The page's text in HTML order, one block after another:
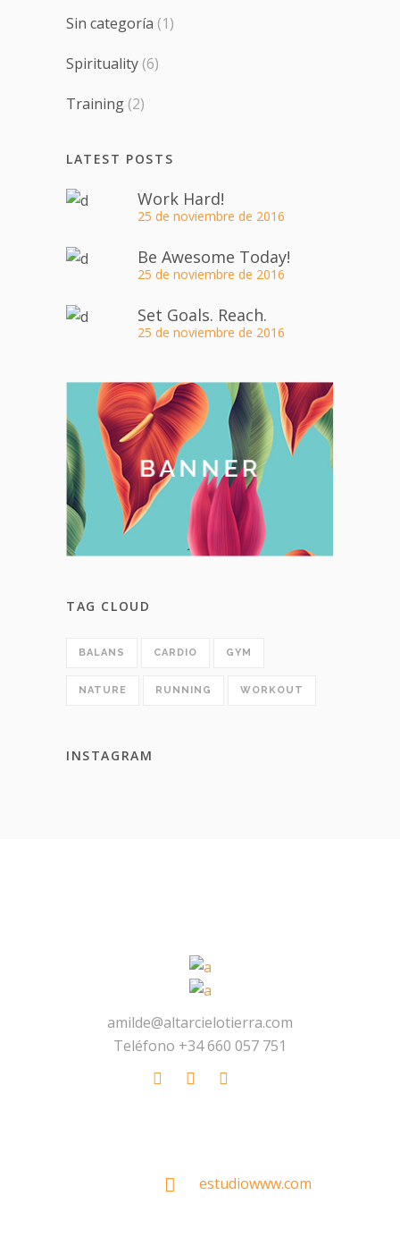
Sin categoría (1)
Spirituality (6)
Training (2)
LATEST POSTS
Work Hard!
25 de noviembre de 2016
Be Awesome Today!
25 de noviembre de 2016
Set Goals. Reach.
25 de noviembre de 2016
TAG CLOUD
BALANS CARDIO GYM
NATURE RUNNING WORKOUT
INSTAGRAM
amilde@altarcielotierra.com
Teléfono +34 660 057 751
estudiowww.com